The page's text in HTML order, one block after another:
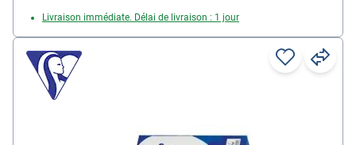
Livraison immédiate. Délai de livraison : 1 jour